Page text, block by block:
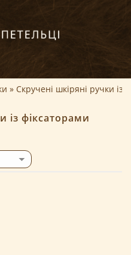
Скручені шкіряні ручки із
із фіксаторами